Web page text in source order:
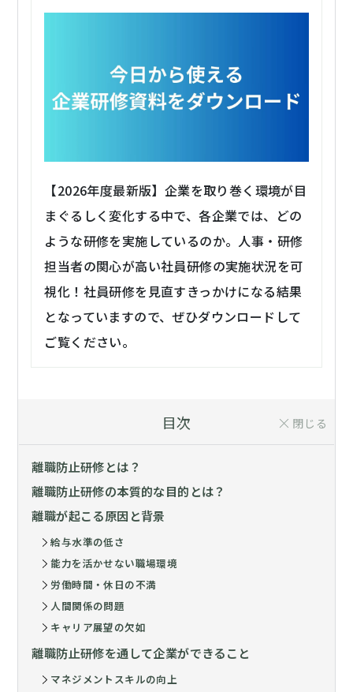
【2026年度最新版】企業を取り巻く環境が目
まぐるしく変化する中で、各企業では、どの
ような研修を実施しているのか。人事・研修
担当者の関心が高い社員研修の実施状況を可
視化！社員研修を見直すきっかけになる結果
となっていますので、ぜひダウンロードして
ご覧ください。
閉じる
目次
離職防止研修とは？
離職防止研修の本質的な目的とは？
離職が起こる原因と背景
給与水準の低さ
能力を活かせない職場環境
労働時間・休日の不満
人間関係の問題
キャリア展望の欠如
離職防止研修を通して企業ができること
マネジメントスキルの向上